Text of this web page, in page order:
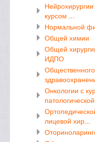
курсом ...
Нормальной
Общей химии
Общей
ИДПО
Онкологии с
лицевой хир...